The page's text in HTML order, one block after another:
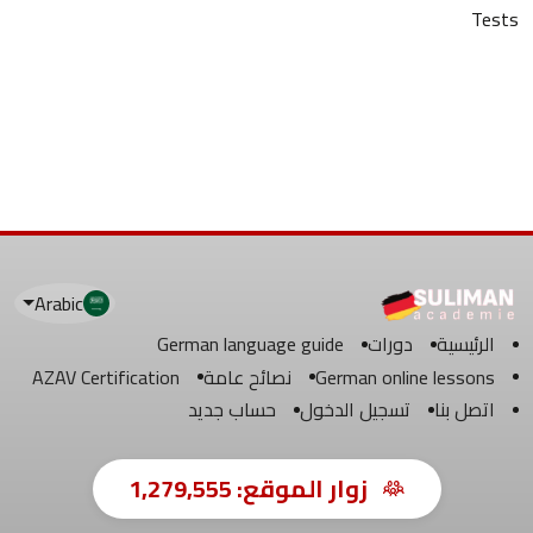
Tests
الرئيسية دورات
German language guide
German online lessons
نصائح عامة
AZAV Certification
اتصل بنا
تسجيل الدخول حساب جديد
Arabic
زوار الموقع:1,279,555